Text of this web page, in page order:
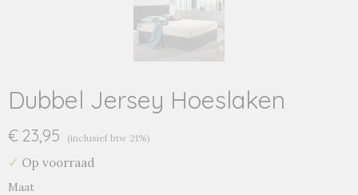
Dubbel Jersey Hoeslaken
€ 23,95 (inclusief btw 21%)
✓ Op voorraad
Maat